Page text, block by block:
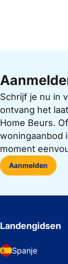
Schrijf je nu in
ontvang het
Home Beurs.
woningaanbod
moment
Aanmelden
Landengidsen
Spanje